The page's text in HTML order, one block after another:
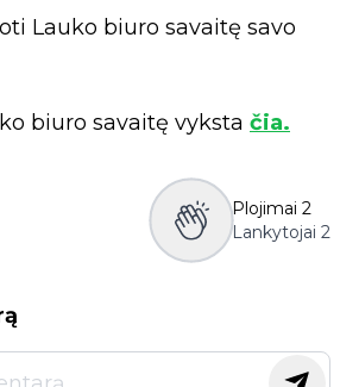
Lauko biuro savaitę savo
biuro savaitę vyksta čia.
Plojimai 2
Lankytojai 2